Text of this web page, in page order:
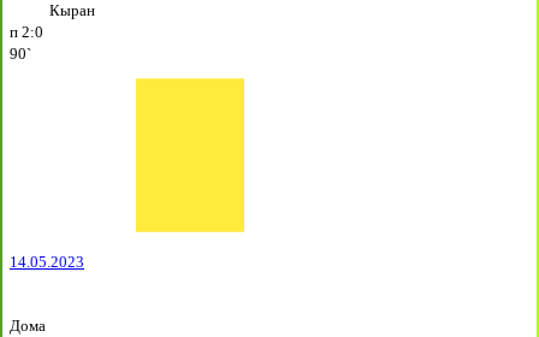
Кыран
п 2:0
90`
14.05.2023
Дома